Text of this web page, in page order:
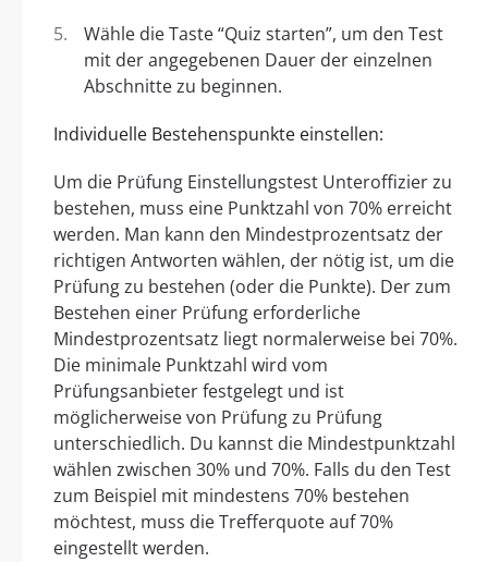
Wähle die Taste “Quiz starten”, um den Test
mit der angegebenen Dauer der einzelnen
Abschnitte zu beginnen.
Individuelle Bestehenspunkte einstellen:
Um die Prüfung Einstellungstest Unteroffizier zu
bestehen, muss eine Punktzahl von 70% erreicht
werden. Man kann den Mindestprozentsatz der
richtigen Antworten wählen, der nötig ist, um die
Prüfung zu bestehen (oder die Punkte). Der zum
Bestehen einer Prüfung erforderliche
Mindestprozentsatz liegt normalerweise bei 70%.
Die minimale Punktzahl wird vom
Prüfungsanbieter festgelegt und ist
möglicherweise von Prüfung zu Prüfung
unterschiedlich. Du kannst die Mindestpunktzahl
wählen zwischen 30% und 70%. Falls du den Test
zum Beispiel mit mindestens 70% bestehen
möchtest, muss die Trefferquote auf 70%
eingestellt werden.